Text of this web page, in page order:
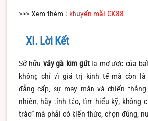
>>> Xem thêm : khuyến mãi GK88
XI. Lời Kết
Sở hữu vảy gà kim gút là mơ ước của
không chỉ vì giá trị kinh tế mà còn là
đẳng cấp, sự may mắn và chiến
nhiên, hãy tỉnh táo, tìm hiểu kỹ, không
trào” mà phải có kiến thức, chọn đúng,